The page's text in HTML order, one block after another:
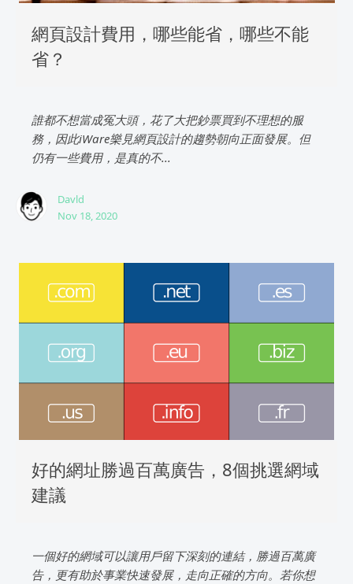
網頁設計費用，哪些能省，哪些不能
省？
誰都不想當成冤大頭，花了大把鈔票買到不理想的服
務，因此iWare樂見網頁設計的趨勢朝向正面發展。但
仍有一些費用，是真的不...
Davld
Nov 18, 2020
好的網址勝過百萬廣告，8個挑選網域
建議
一個好的網域可以讓用戶留下深刻的連結，勝過百萬廣
告，更有助於事業快速發展，走向正確的方向。若你想